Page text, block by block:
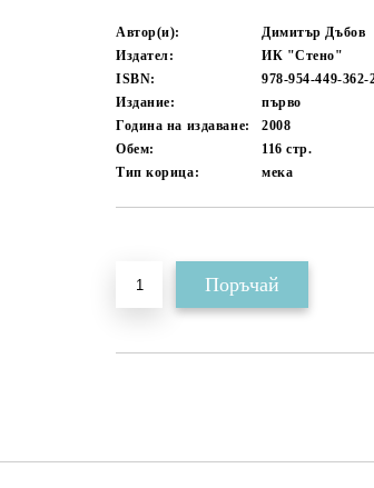
Автор(и):
Димитър Дъбов
Издател:
ИК "Стено"
ISBN:
978-954-449-362-
Издание:
първо
Година на издаване:
2008
Обем:
116стр.
Тип корица:
мека